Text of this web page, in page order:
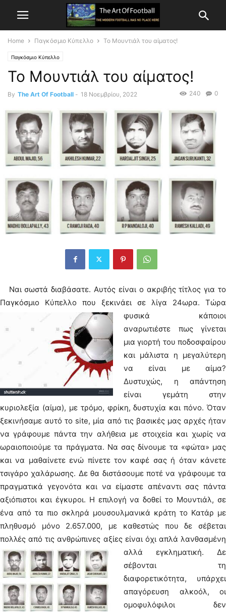
Home Παγκόσμιο Κύπελλο Το Μουντιάλ του αίματος!
Παγκόσμιο Κύπελλο
Το Μουντιάλ του αίματος!
By The Art Of Football - 18 Νοεμβρίου, 2022 0
240
Ναι σωστά διαβάσατε. Αυτός είναι ο ακριβής τίτλος για το
Παγκόσμιο Κύπελλο που ξεκινάει σε λίγα 24ωρα. Τώρα
φυσικά κάποιοι
αναρωτιέστε πως γίνεται
μια γιορτή του ποδοσφαίρου
και μάλιστα η μεγαλύτερη
να είναι με αίμα?
Δυστυχώς, η απάντηση
είναι γεμάτη στην
κυριολεξία (αίμα), με τρόμο, φρίκη, δυστυχία και πόνο. Όταν
ξεκινήσαμε αυτό το site, μία από τις βασικές μας αρχές ήταν
να γράφουμε πάντα την αλήθεια με στοιχεία και χωρίς να
ωραιοποιούμε τα πράγματα. Να σας δίνουμε τα «φώτα» μας
και να μαθαίνετε ενώ πίνετε τον καφέ σας ή όταν κάνετε
τσιγάρο χαλάρωσης. Δε θα διστάσουμε ποτέ να γράφουμε τα
πραγματικά γεγονότα και να είμαστε απέναντι σας πάντα
αξιόπιστοι και έγκυροι. Η επιλογή να δοθεί το Μουντιάλ, σε
ένα από τα πιο σκληρά μουσουλμανικά κράτη το Κατάρ με
πληθυσμό μόνο 2.657.000, με καθεστώς που δε σέβεται
πολλές από τις ανθρώπινες αξίες είναι όχι απλά λανθασμένη
αλλά εγκληματική. Δε
σέβονται τη
διαφορετικότητα, υπάρχει
απαγόρευση αλκοόλ, οι
ομοφυλόφιλοι δεν